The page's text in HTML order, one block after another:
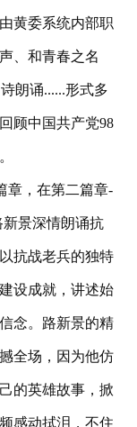
黄委系统内部职
、和青春之名
朗诵......形式多
顾中国共产党98
章，在第二篇章-
景深情朗诵抗
抗战老兵的独特
设成就，讲述始
念。路新景的精
全场，因为他仿
的英雄故事，掀
感动拭泪，不住